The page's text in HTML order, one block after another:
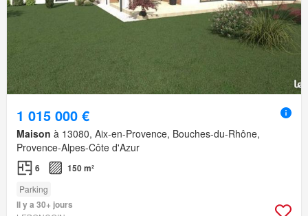
1 015 000 €
Maison à 13080, Aix-en-Provence, Bouches-du-Rhône,
Provence-Alpes-Côte d'Azur
6 150 m²
Parking
Il y a 30+ jours